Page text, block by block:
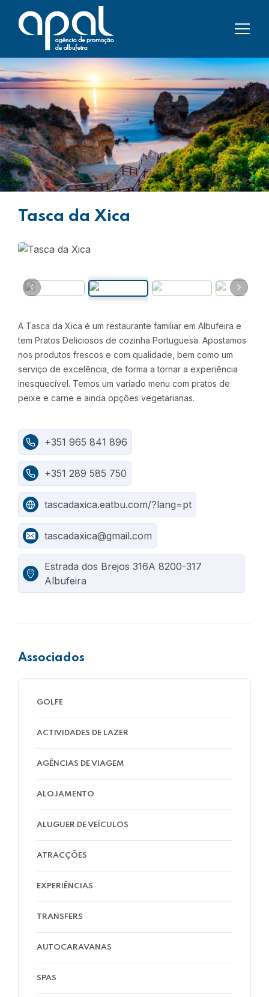
Tasca da Xica
A Tasca da Xica é um restaurante familiar em Albufeira e
tem Pratos Deliciosos de cozinha Portuguesa. Apostamos
nos produtos frescos e com qualidade, bem como um
serviço de excelência, de forma a tornar a experiência
inesquecível. Temos um variado menu com pratos de
peixe e carne e ainda opções vegetarianas.
+351 965 841 896
+351 289 585 750
tascadaxica.eatbu.com/?lang=pt
tascadaxica@gmail.com
Estrada dos Brejos 316A 8200-317
Albufeira
Associados
GOLFE
ACTIVIDADES DE LAZER
AGÊNCIAS DE VIAGEM
ALOJAMENTO
ALUGUER DE VEÍCULOS
ATRACÇÕES
EXPERIÊNCIAS
TRANSFERS
AUTOCARAVANAS
SPAS